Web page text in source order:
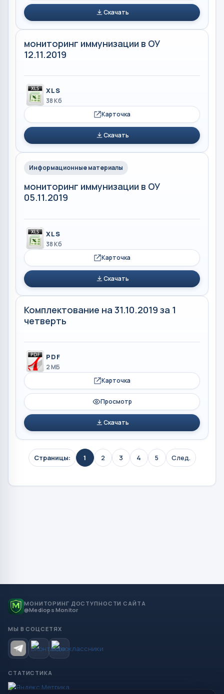
Скачать
мониторинг иммунизации в ОУ
12.11.2019
XLS
38 Кб
Карточка
Скачать
Информационные материалы
мониторинг иммунизации в ОУ
05.11.2019
XLS
38 Кб
Карточка
Скачать
Комплектование на 31.10.2019 за 1
четверть
PDF
2 МБ
Карточка
Просмотр
Скачать
Страницы: 1 2 3 4 5 След.
МОНИТОРИНГ ДОСТУПНОСТИ САЙТА
@Mediops Monitor
МЫ В СОЦСЕТЯХ
СТАТИСТИКА